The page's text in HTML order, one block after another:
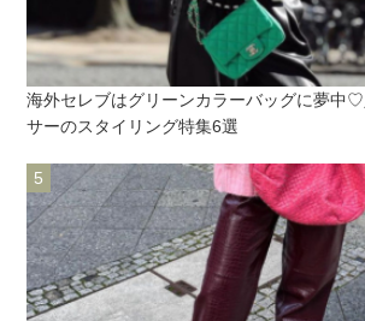
海外セレブはグリーンカラーバッグに夢中
サーのスタイリング特集6選